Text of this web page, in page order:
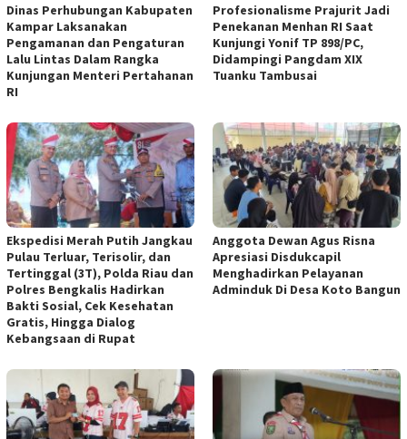
Dinas Perhubungan Kabupaten
Kampar Laksanakan
Pengamanan dan Pengaturan
Lalu Lintas Dalam Rangka
Kunjungan Menteri Pertahanan
RI
Profesionalisme Prajurit Jadi
Penekanan Menhan RI Saat
Kunjungi Yonif TP 898/PC,
Didampingi Pangdam XIX
Tuanku Tambusai
Ekspedisi Merah Putih Jangkau
Pulau Terluar, Terisolir, dan
Tertinggal (3T), Polda Riau dan
Polres Bengkalis Hadirkan
Bakti Sosial, Cek Kesehatan
Gratis, Hingga Dialog
Kebangsaan di Rupat
Anggota Dewan Agus Risna
Apresiasi Disdukcapil
Menghadirkan Pelayanan
Adminduk Di Desa Koto Bangun